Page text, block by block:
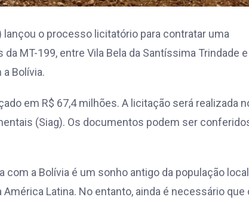
o processo licitatório para contratar uma
MT-199, entre Vila Bela da Santíssima Trindade
Bolívia.
em R$ 67,4 milhões. A licitação será realizada
(Siag). Os documentos podem ser
a Bolívia é um sonho antigo da população
Latina. No entanto, ainda é necessário que